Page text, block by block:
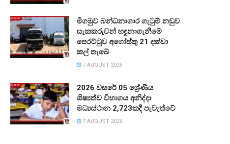
මීගමුව බන්ධනාගාර ගැටුම් නඩුව
සැකකරුවන් හඳුනාගැනීමේ
පෙරට්ටුව අගෝස්තු 21 දක්වා
කල් තැබේ
7 AUGUST 2026
2026 වසරේ 05 ශ්‍රේණිය
ශිෂ්‍යත්ව විභාගය අනිද්දා
මධ්‍යස්ථාන 2,723කදී පැවැත්වේ
7 AUGUST 2026